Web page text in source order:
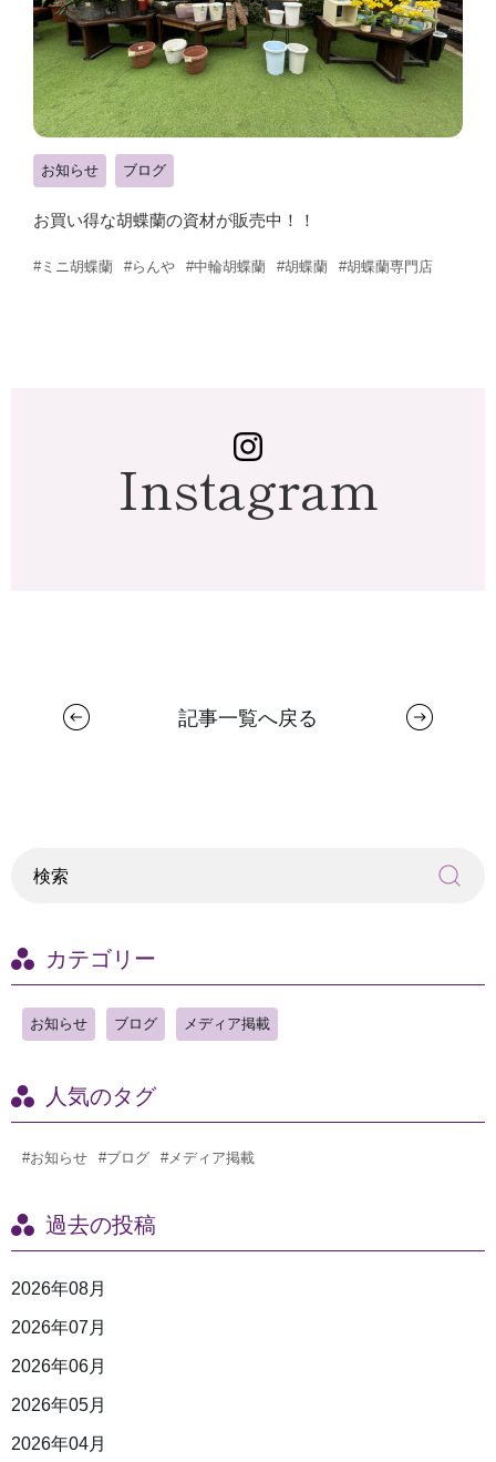
お知らせ ブログ
お買い得な胡蝶蘭の資材が販売中！！
#ミニ胡蝶蘭 #らんや #中輪胡蝶蘭 #胡蝶蘭 #胡蝶蘭専門店
Instagram
記事一覧へ戻る
カテゴリー
お知らせ ブログ メディア掲載
人気のタグ
#お知らせ #ブログ #メディア掲載
過去の投稿
2026年08月
2026年07月
2026年06月
2026年05月
2026年04月